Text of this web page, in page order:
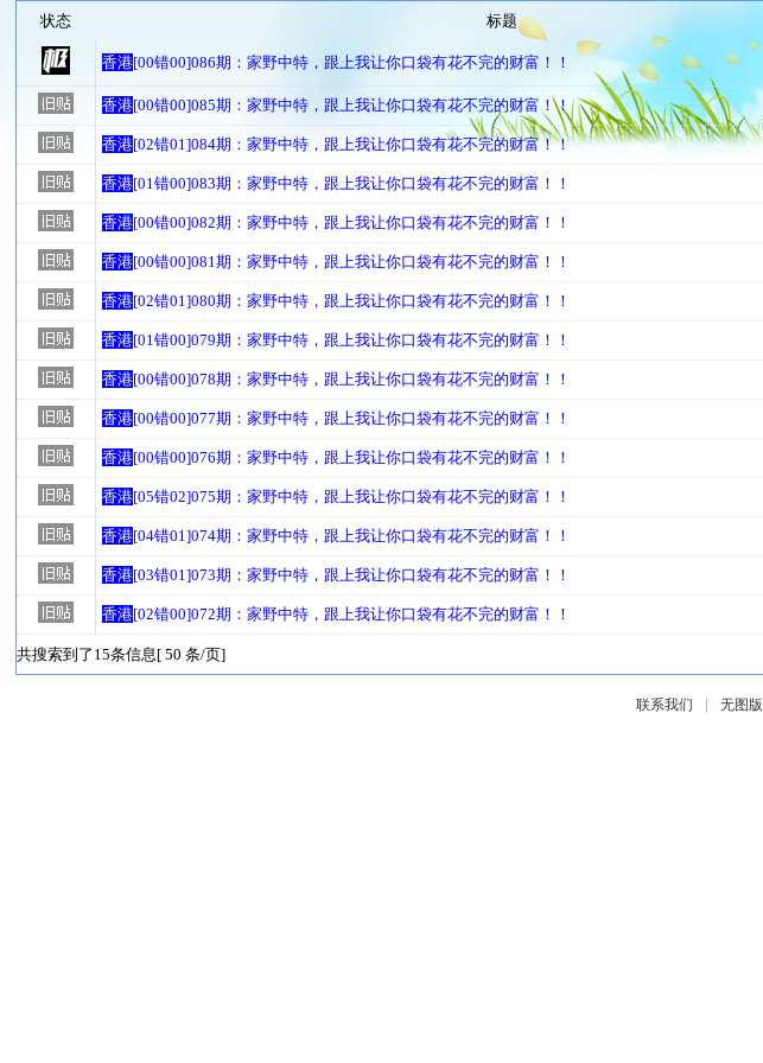
状态 标题
香港[00错00]086期：家野中特，跟上我让你口袋有花不完的财富！！
香港[00错00]085期：家野中特，跟上我让你口袋有花不完的财富！！
香港[02错01]084期：家野中特，跟上我让你口袋有花不完的财富！！
香港[01错00]083期：家野中特，跟上我让你口袋有花不完的财富！！
香港[00错00]082期：家野中特，跟上我让你口袋有花不完的财富！！
香港[00错00]081期：家野中特，跟上我让你口袋有花不完的财富！！
香港[02错01]080期：家野中特，跟上我让你口袋有花不完的财富！！
香港[01错00]079期：家野中特，跟上我让你口袋有花不完的财富！！
香港[00错00]078期：家野中特，跟上我让你口袋有花不完的财富！！
香港[00错00]077期：家野中特，跟上我让你口袋有花不完的财富！！
香港[00错00]076期：家野中特，跟上我让你口袋有花不完的财富！！
香港[05错02]075期：家野中特，跟上我让你口袋有花不完的财富！！
香港[04错01]074期：家野中特，跟上我让你口袋有花不完的财富！！
香港[03错01]073期：家野中特，跟上我让你口袋有花不完的财富！！
香港[02错00]072期：家野中特，跟上我让你口袋有花不完的财富！！
共搜索到了15条信息[ 50 条/页]
联系我们 | 无图版